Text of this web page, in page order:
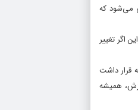
می‌شود که
اگر تغییر
قرار داشت
همیشه